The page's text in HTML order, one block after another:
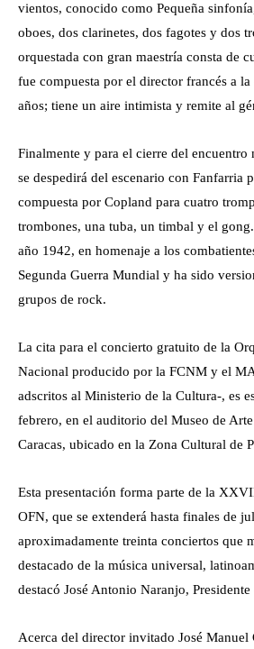
vientos, conocido como Pequeña
oboes, dos clarinetes, dos fagotes y dos
orquestada con gran maestría consta de
fue compuesta por el director francés a la
años; tiene un aire intimista y remite al
Finalmente y para el cierre del encuentro
se despedirá del escenario con Fanfarria
compuesta por Copland para cuatro
trombones, una tuba, un timbal y el
año 1942, en homenaje a los
Segunda Guerra Mundial y ha sido
grupos de rock.
La cita para el concierto gratuito de la
Nacional producido por la FCNM y el
adscritos al Ministerio de la Cultura-, es
febrero, en el auditorio del Museo de
Caracas, ubicado en la Zona Cultural de
Esta presentación forma parte de la
OFN, que se extenderá hasta finales de
aproximadamente treinta conciertos que
destacado de la música universal,
destacó José Antonio Naranjo,
Acerca del director invitado José Manuel